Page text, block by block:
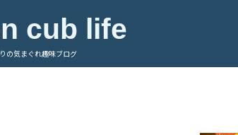
cub life
の気まぐれ趣味ブログ